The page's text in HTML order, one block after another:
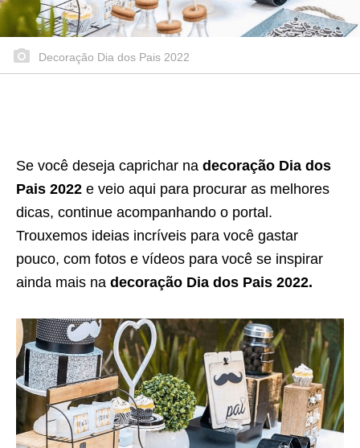
Decoração Dia dos Pais 2022
Se você deseja caprichar na decoração Dia dos
Pais 2022 e veio aqui para procurar as melhores
dicas, continue acompanhando o portal.
Trouxemos ideias incríveis para você gastar
pouco, com fotos e vídeos para você se inspirar
ainda mais na decoração Dia dos Pais 2022.